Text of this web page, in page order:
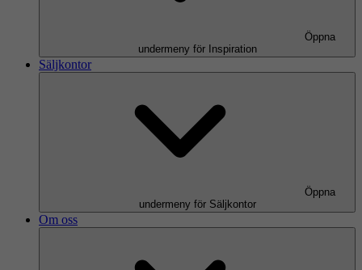
Öppna
undermeny för Inspiration
Säljkontor
Öppna
undermeny för Säljkontor
Om oss